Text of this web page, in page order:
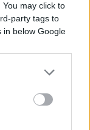
may click to
party tags to
in below Google
il
continua,